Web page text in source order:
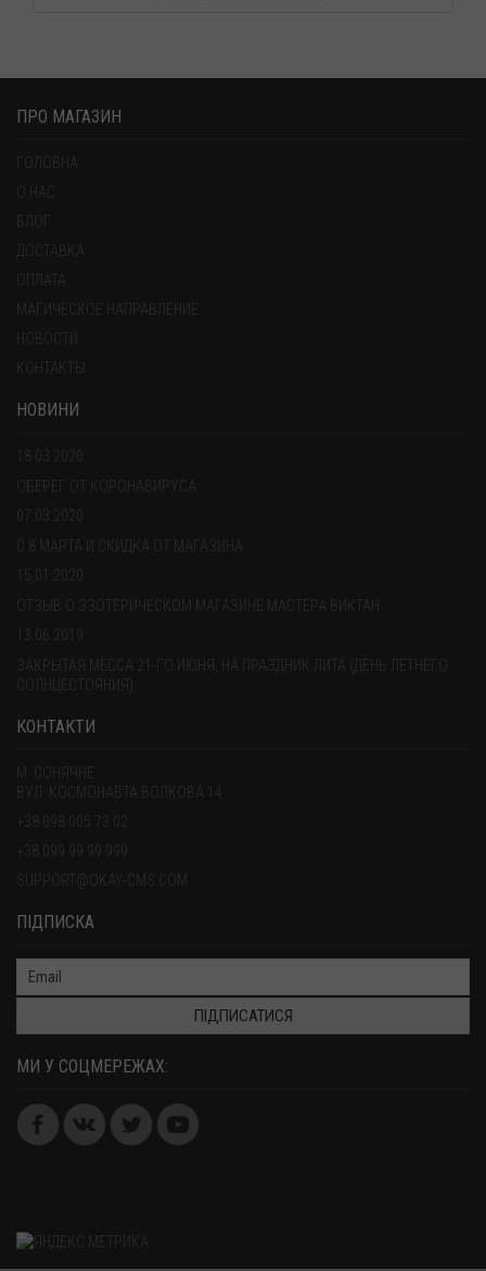
ПРО МАГАЗИН
ГОЛОВНА
О НАС
ДОСТАВКА
ОПЛАТА
МАГИЧЕСКОЕ НАПРАВЛЕНИЕ
НОВОСТИ
КОНТАКТЫ
НОВИНИ
18.03.2020
ОБЕРЕГ ОТ КОРОНАВИРУСА
07.03.2020
С 8 МАРТА И СКИДКА ОТ МАГАЗИНА
ОТЗЫВ О ЭЗОТЕРИЧЕСКОМ МАГАЗИНЕ МАСТЕРА ВИКТАН
13.06.2019
ЗАКРЫТАЯ МЕССА 21-ГО ИЮНЯ, НА ПРАЗДНИК ЛИТА (ДЕНЬ ЛЕТНЕГО
СОЛНЦЕСТОЯНИЯ).
КОНТАКТИ
М. СОНЯЧНЕ
ВУЛ. КОСМОНАВТА ВОЛКОВА 14
+38 098 005 73 02
+38 099 99 99 999
SUPPORT@OKAY-CMS.COM
ПІДПИСКА
ПІДПИСАТИСЯ
МИ У СОЦМЕРЕЖАХ: